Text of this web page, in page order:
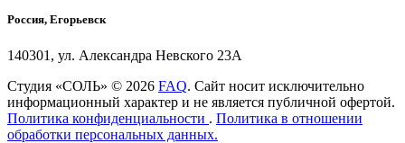
Россия, Егорьевск
140301, ул. Александра Невского 23А
Студия «СОЛЬ» © 2026 FAQ. Сайт носит исключительно
информационный характер и не является публичной офертой.
Политика конфиденциальности . Политика в отношении
обработки персональных данных.